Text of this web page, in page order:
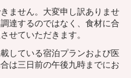
ません。大変申し訳ありませ
達するのではなく、食材に合
せていただきます。
している宿泊プランおよび医
は三日前の午後九時までにお